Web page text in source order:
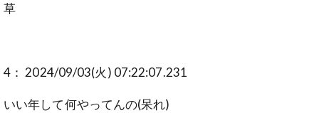
草
4： 2024/09/03(火) 07:22:07.231
いい年して何やってんの(呆れ)